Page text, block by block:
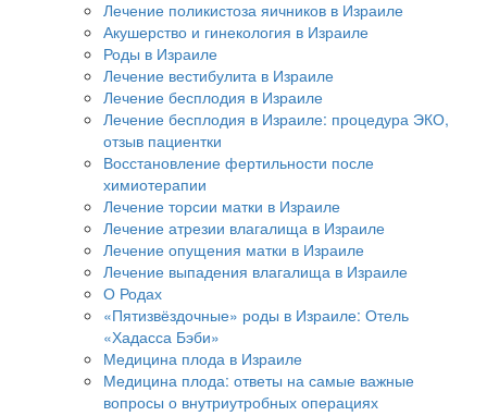
Лечение поликистоза яичников в Израиле
Акушерство и гинекология в Израиле
Роды в Израиле
Лечение вестибулита в Израиле
Лечение бесплодия в Израиле
Лечение бесплодия в Израиле: процедура ЭКО,
отзыв пациентки
Восстановление фертильности после
химиотерапии
Лечение торсии матки в Израиле
Лечение атрезии влагалища в Израиле
Лечение опущения матки в Израиле
Лечение выпадения влагалища в Израиле
О Родах
«Пятизвёздочные» роды в Израиле: Отель
«Хадасса Бэби»
Медицина плода в Израиле
Медицина плода: ответы на самые важные
вопросы о внутриутробных операциях